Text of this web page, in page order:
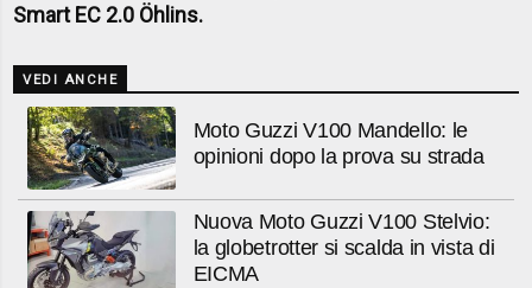
Smart EC 2.0 Öhlins.
VEDI ANCHE
Moto Guzzi V100 Mandello: le
opinioni dopo la prova su strada
Nuova Moto Guzzi V100 Stelvio:
la globetrotter si scalda in vista di
EICMA